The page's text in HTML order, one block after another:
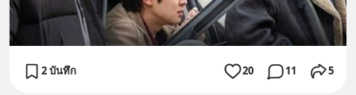
2 บันทึก 20 11 5